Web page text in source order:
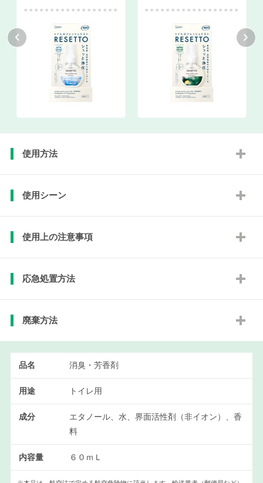
使用方法
使用シーン
使用上の注意事項
応急処置方法
廃棄方法
品名 消臭・芳香剤
用途 トイレ用
成分
エタノール、水、界面活性剤（非イオン）、香
料
内容量 ６０ｍＬ